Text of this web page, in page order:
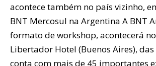
acontece também no país vizinho,
BNT Mercosul na Argentina A BNT
formato de workshop, acontecerá
Libertador Hotel (Buenos Aires), das
conta com mais de 45 importantes